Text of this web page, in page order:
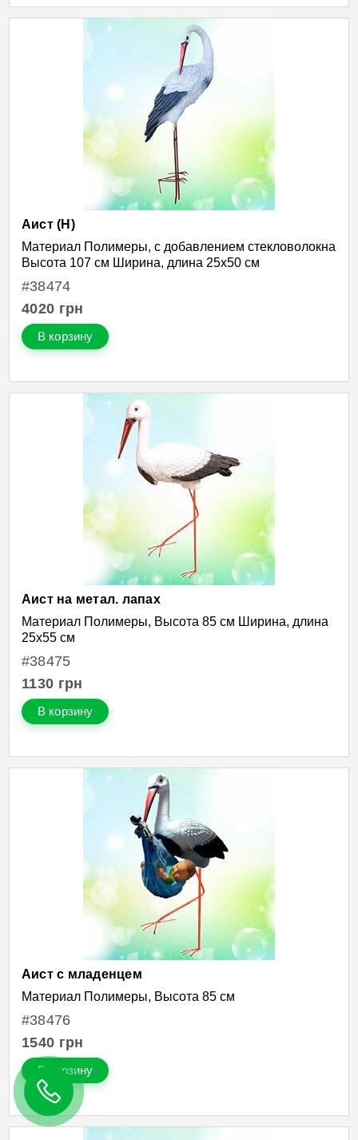
Аист (Н)
Материал Полимеры, с добавлением стекловолокна
Высота 107 см Ширина, длина 25х50 см
#38474
4020 грн
В корзину
Аист на метал. лапах
Материал Полимеры, Высота 85 см Ширина, длина
25х55 см
#38475
1130 грн
В корзину
Аист с младенцем
Материал Полимеры, Высота 85 см
#38476
1540 грн
В корзину